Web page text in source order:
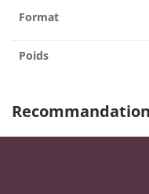
Format
Poids